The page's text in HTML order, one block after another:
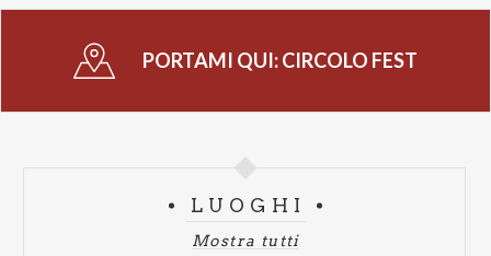
21.00 | Concerto: Bossa nova con Janotto Duende
PORTAMI QUI:CIRCOLO FEST
LUOGHI
Mostra tutti